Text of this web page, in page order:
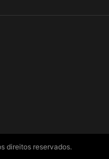
direitos reservados.